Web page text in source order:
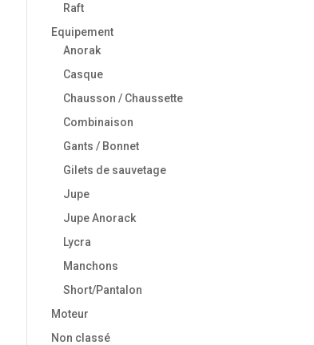
Raft
Equipement
Anorak
Casque
Chausson / Chaussette
Combinaison
Gants / Bonnet
Gilets de sauvetage
Jupe
Jupe Anorack
Lycra
Manchons
Short/Pantalon
Moteur
Non classé